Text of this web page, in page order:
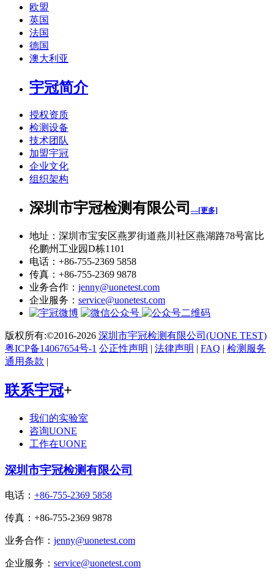
欧盟
英国
法国
德国
澳大利亚
宇冠简介
授权资质
检测设备
技术团队
加盟宇冠
企业文化
组织架构
深圳市宇冠检测有限公司 —[更多]
地址：深圳市宝安区燕罗街道燕川社区燕湖路78号富比
伦鹏州工业园D栋1101
电话：+86-755-2369 5858
传真：+86-755-2369 9878
业务合作： jenny@uonetest.com
企业服务： service@uonetest.com
版权所有:©2016-2026 深圳市宇冠检测有限公司(UONE TEST)
粤ICP备14067654号-1 公正性声明 | 法律声明 | FAQ | 检测服务
通用条款 |
联系宇冠+
我们的实验室
咨询UONE
工作在UONE
深圳市宇冠检测有限公司
电话： +86-755-2369 5858
传真：+86-755-2369 9878
业务合作： jenny@uonetest.com
企业服务： service@uonetest.com